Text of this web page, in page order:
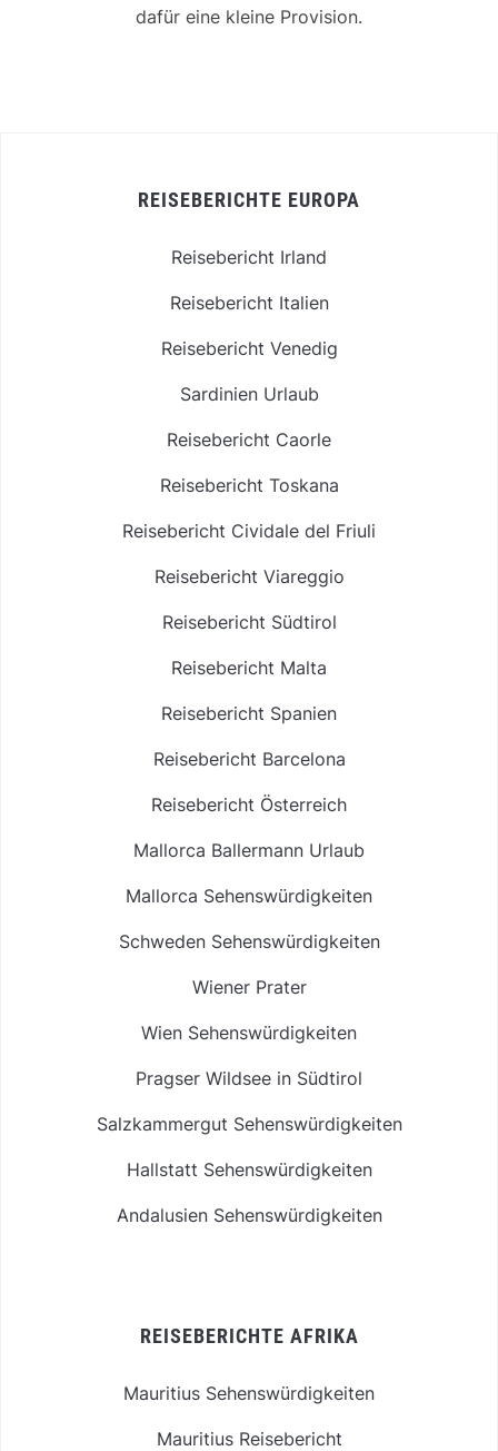
dafür eine kleine Provision.
REISEBERICHTE EUROPA
Reisebericht Irland
Reisebericht Italien
Reisebericht Venedig
Sardinien Urlaub
Reisebericht Caorle
Reisebericht Toskana
Reisebericht Cividale del Friuli
Reisebericht Viareggio
Reisebericht Südtirol
Reisebericht Malta
Reisebericht Spanien
Reisebericht Barcelona
Reisebericht Österreich
Mallorca Ballermann Urlaub
Mallorca Sehenswürdigkeiten
Schweden Sehenswürdigkeiten
Wiener Prater
Wien Sehenswürdigkeiten
Pragser Wildsee in Südtirol
Salzkammergut Sehenswürdigkeiten
Hallstatt Sehenswürdigkeiten
Andalusien Sehenswürdigkeiten
REISEBERICHTE AFRIKA
Mauritius Sehenswürdigkeiten
Mauritius Reisebericht